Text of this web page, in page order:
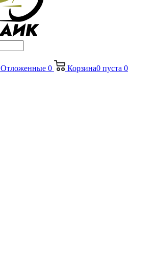
Отложенные 0 Корзина0 пуста 0